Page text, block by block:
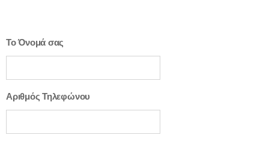
Το Όνομά σας
Αριθμός Τηλεφώνου